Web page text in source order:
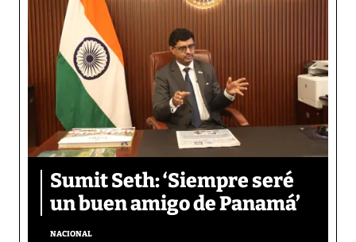
Sumit Seth: ‘Siempre seré
un buen amigo de Panamá’
NACIONAL